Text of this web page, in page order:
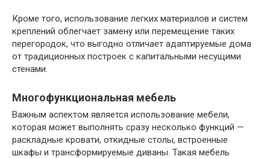
Кроме того, использование легких материалов и систем
креплений облегчает замену или перемещение таких
перегородок, что выгодно отличает адаптируемые дома
от традиционных построек с капитальными несущими
стенами.
Многофункциональная мебель
Важным аспектом является использование мебели,
которая может выполнять сразу несколько функций —
раскладные кровати, откидные столы, встроенные
шкафы и трансформируемые диваны. Такая мебель